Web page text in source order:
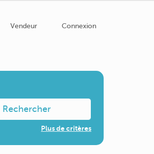
Vendeur Connexion
Rechercher
Plus de critères